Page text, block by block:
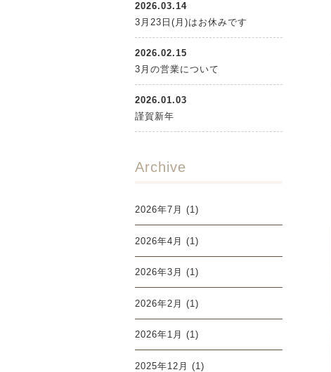
2026.03.14
3月23日(月)はお休みです
2026.02.15
3月の営業について
2026.01.03
謹賀新年
Archive
2026年7月 (1)
2026年4月 (1)
2026年3月 (1)
2026年2月 (1)
2026年1月 (1)
2025年12月 (1)